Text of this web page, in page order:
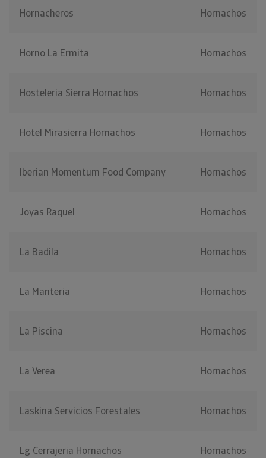
Hornacheros Hornachos
Horno La Ermita Hornachos
Hosteleria Sierra Hornachos Hornachos
Hotel Mirasierra Hornachos Hornachos
Iberian Momentum Food Company Hornachos
Joyas Raquel Hornachos
La Badila Hornachos
La Manteria Hornachos
La Piscina Hornachos
La Verea Hornachos
Laskina Servicios Forestales Hornachos
Lg Cerrajeria Hornachos Hornachos